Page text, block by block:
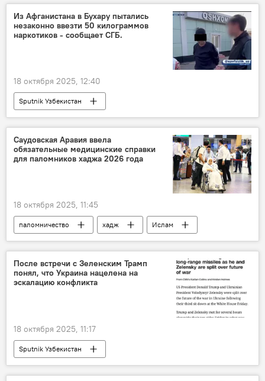
Владимир Путин
переговоры
Венгрия
Из Афганистана в Бухару пытались
незаконно ввезти 50 килограммов
наркотиков - сообщает СГБ.
18 октября 2025, 12:40
Sputnik Узбекистан
Саудовская Аравия ввела
обязательные медицинские справки
для паломников хаджа 2026 года
18 октября 2025, 11:45
паломничество хадж
Ислам
религия
Саудовская Аравия
После встречи с Зеленским Трамп
понял, что Украина нацелена на
эскалацию конфликта
18 октября 2025, 11:17
Sputnik Узбекистан
Спецоперация России по защите Донбасса